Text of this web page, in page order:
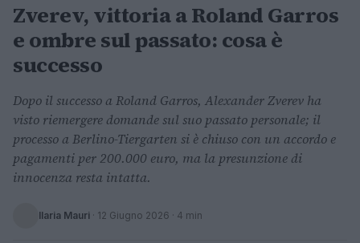
Zverev, vittoria a Roland Garros
e ombre sul passato: cosa è
successo
Dopo il successo a Roland Garros, Alexander Zverev ha
visto riemergere domande sul suo passato personale; il
processo a Berlino-Tiergarten si è chiuso con un accordo e
pagamenti per 200.000 euro, ma la presunzione di
innocenza resta intatta.
Ilaria Mauri · 12 Giugno 2026 · 4 min